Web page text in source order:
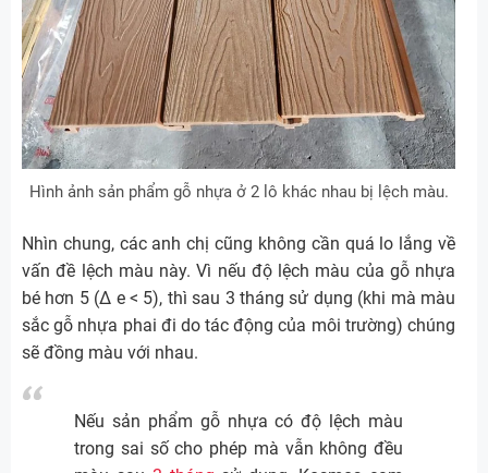
Hình ảnh sản phẩm gỗ nhựa ở 2 lô khác nhau bị lệch màu.
Nhìn chung, các anh chị cũng không cần quá lo lắng về
vấn đề lệch màu này. Vì nếu độ lệch màu của gỗ nhựa
bé hơn 5 (∆ e < 5), thì sau 3 tháng sử dụng (khi mà màu
sắc gỗ nhựa phai đi do tác động của môi trường) chúng
sẽ đồng màu với nhau.
Nếu sản phẩm gỗ nhựa có độ lệch màu
trong sai số cho phép mà vẫn không đều